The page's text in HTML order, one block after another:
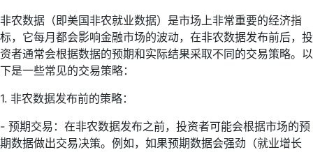
非农数据（即美国非农就业数据）是市场上非常重要的经济指
标，它每月都会影响金融市场的波动，在非农数据发布前后，投
资者通常会根据数据的预期和实际结果采取不同的交易策略。以
下是一些常见的交易策略：
1. 非农数据发布前的策略：
- 预期交易：在非农数据发布之前，投资者可能会根据市场的预
期数据做出交易决策。例如，如果预期数据会强劲（就业增长